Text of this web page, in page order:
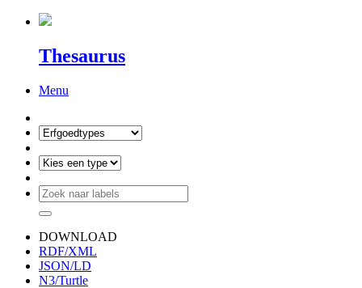
Thesaurus
Menu
DOWNLOAD
RDF/XML
JSON/LD
N3/Turtle